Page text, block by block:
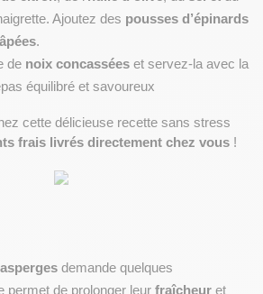
Ajoutez des pousses d’épinards
.
de noix concassées et servez-la avec la
équilibré et savoureux
cette délicieuse recette sans stress
frais livrés directement chez vous !
permet de prolonger leur fraîcheur et